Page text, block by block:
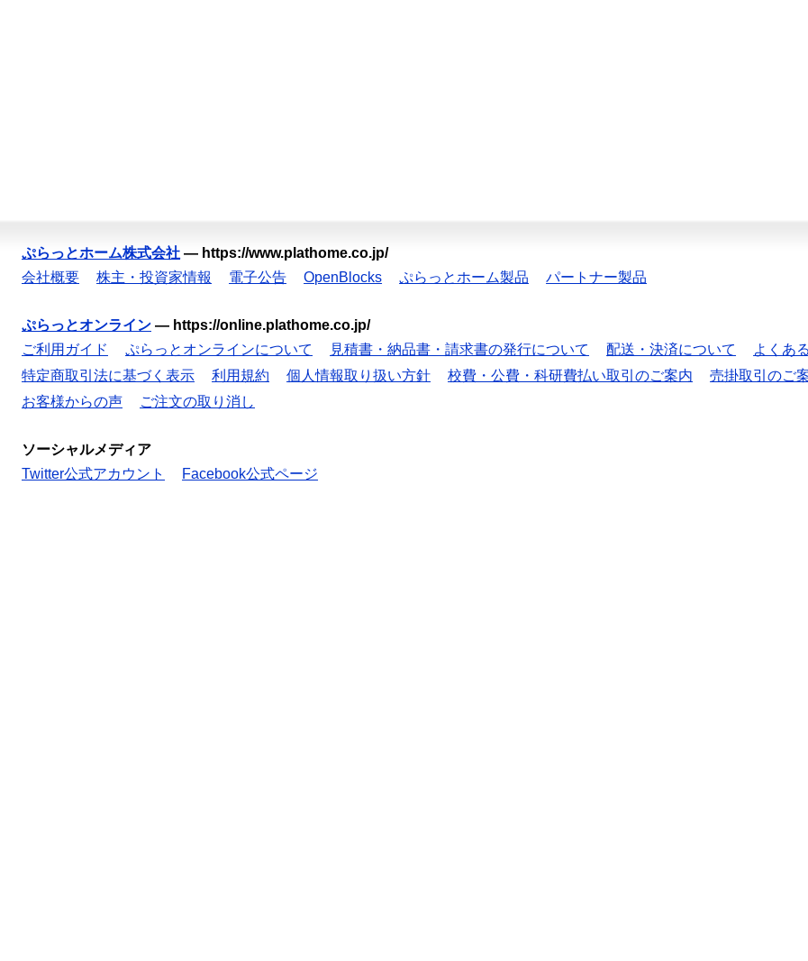
ぷらっとホーム株式会社 — https://www.plathome.co.jp/
会社概要
株主・投資家情報 電子公告 OpenBlocks ぷらっとホーム製品 パートナー製品
ぷらっとオンライン — https://online.plathome.co.jp/
ご利用ガイド
ぷらっとオンラインについて 見積書・納品書・請求書の発行について 配送・決済について
よくあ
特定商取引法に基づく表示
利用規約 個人情報取り扱い方針 校費・公費・科研費払い取引のご案内 売掛取引のご
お客様からの声
ご注文の取り消し
ソーシャルメディア
Twitter公式アカウント
Facebook公式ページ